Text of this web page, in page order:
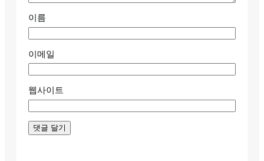
이름
이메일
웹사이트